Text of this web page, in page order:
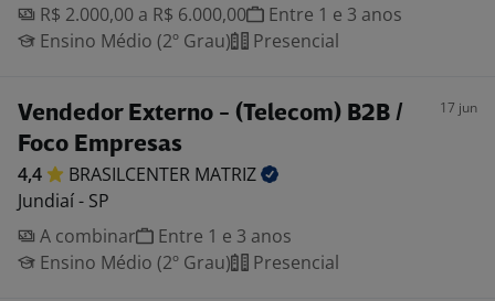
R$ 2.000,00 a R$ 6.000,00
Entre 1 e 3 anos
Ensino Médio (2º Grau)
Presencial
Vendedor Externo - (Telecom) B2B /
Foco Empresas
17 jun
4,4 BRASILCENTER MATRIZ
Jundiaí - SP
A combinar
Entre 1 e 3 anos
Ensino Médio (2º Grau)
Presencial